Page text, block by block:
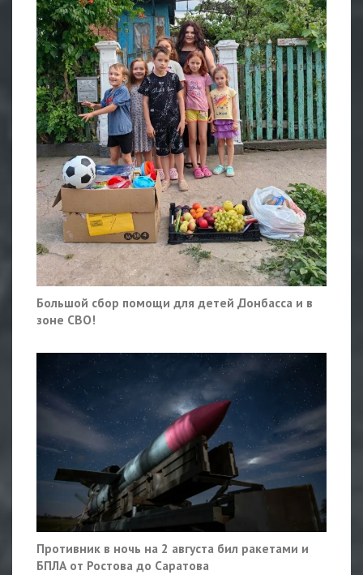
Большой сбор помощи для детей Донбасса и в
зоне СВО!
Противник в ночь на 2 августа бил ракетами и
БПЛА от Ростова до Саратова